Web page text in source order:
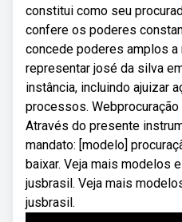
constitui como seu
confere os poderes
concede poderes amplos a
representar josé da silva
instância, incluindo ajuizar
processos. Webprocuração
Através do presente
mandato: [modelo]
baixar. Veja mais modelos
jusbrasil. Veja mais
jusbrasil.